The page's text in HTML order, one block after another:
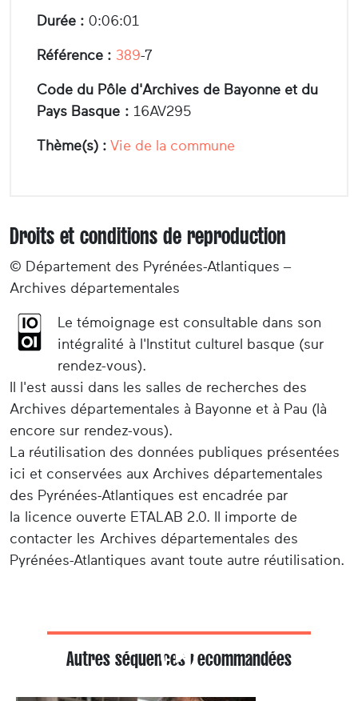
Durée : 0:06:01
Référence : 389-7
Code du Pôle d'Archives de Bayonne et du
Pays Basque : 16AV295
Thème(s) : Vie de la commune
Droits et conditions de reproduction
© Département des Pyrénées-Atlantiques –
Archives départementales
Le témoignage est consultable dans son
intégralité à l'Institut culturel basque (sur
rendez-vous).
Il l'est aussi dans les salles de recherches des
Archives départementales à Bayonne et à Pau (là
encore sur rendez-vous).
La réutilisation des données publiques présentées
ici et conservées aux Archives départementales
des Pyrénées-Atlantiques est encadrée par
la licence ouverte ETALAB 2.0. Il importe de
contacter les Archives départementales des
Pyrénées-Atlantiques avant toute autre réutilisation.
Autres séquences recommandées